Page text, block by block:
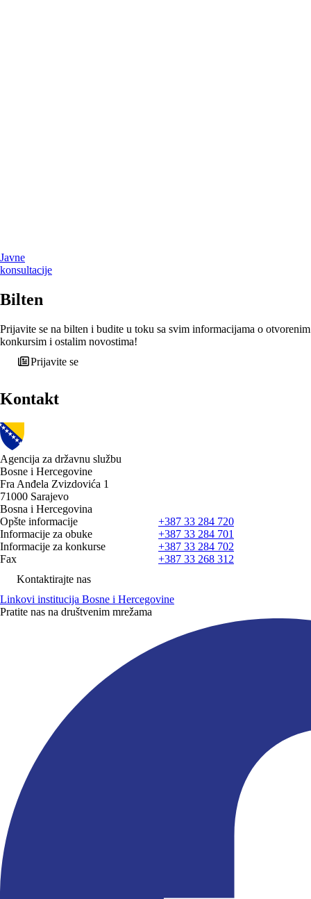
Javne
konsultacije
Bilten
Prijavite se na bilten i budite u toku sa svim informacijama o otvorenim
konkursim i ostalim novostima!
Prijavite se
Kontakt
Agencija za državnu službu
Bosne i Hercegovine
Fra Anđela Zvizdovića 1
71000 Sarajevo
Bosna i Hercegovina
Opšte informacije
+387 33 284 720
Informacije za obuke
+387 33 284 701
Informacije za konkurse
+387 33 284 702
Fax
+387 33 268 312
Kontaktirajte nas
Linkovi institucija Bosne i Hercegovine
Pratite nas na društvenim mrežama